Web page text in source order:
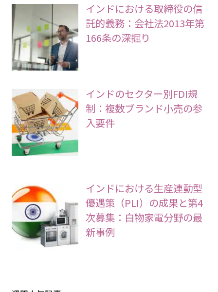
インドにおける取締役の信
託的義務：会社法2013年第
166条の深掘り
インドのセクター別FDI規
制：複数ブランド小売の参
入要件
インドにおける生産連動型
優遇策（PLI）の成果と第4
次募集：白物家電分野の最
新事例